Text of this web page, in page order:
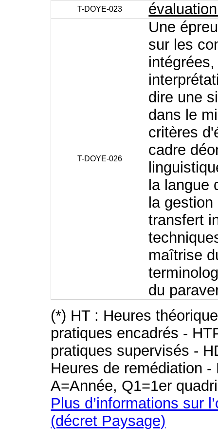
T-DOYE-023
T-DOYE-026
Une
sur les
dire une
dans le
critères
cadre
la langue
la
transfert
maîtrise
du
(*) HT : Heures
pratiques encadrés -
pratiques supervisés -
Heures de remédiation
A=Année, Q1=1er
Plus d’informations sur
(décret Paysage)